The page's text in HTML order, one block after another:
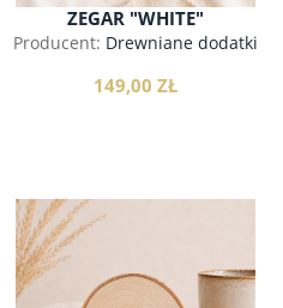
ZEGAR "WHITE"
Producent: Drewniane dodatki
149,00 ZŁ
do koszyka